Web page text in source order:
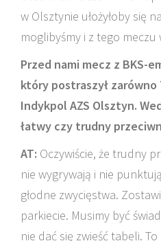
w Olsztynie ułożyłoby się
moglibyśmy i z tego
Przed nami mecz z BKS-
który postraszył zarówno
Indykpol AZS Olsztyn.
łatwy czy trudny
AT: Oczywiście, że trudny
nie wygrywają i nie
głodne zwycięstwa.
parkiecie. Musimy być
nie dać się zwieść tabeli.